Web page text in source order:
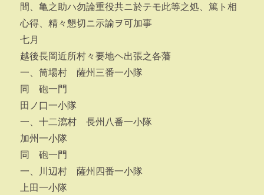
間、亀之助ハ勿論重役共ニ於テモ此等之処、篤ト相
心得、精々懇切ニ示諭ヲ可加事
七月
越後長岡近所村々要地ヘ出張之各藩
一、筒場村 薩州三番一小隊
同 砲一門
田ノ口一小隊
一、十二瀉村 長州八番一小隊
加州一小隊
同 砲一門
一、川辺村 薩州四番一小隊
上田一小隊